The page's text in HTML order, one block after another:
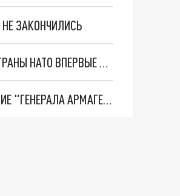
ЗАКОНЧИЛИСЬ
"ОЧЕНЬ ПЛОХИЕ НОВОСТИ": БОЛЬШАЯ ОШИБКА PALANTIR В РОССИИ. СТРАНЫ НАТО ВПЕРВЫЕ ЗА СВО ОСТАНОВИЛИ ПОСТАВКИ ОРУЖИЯ. ВСУ ТЕРЯЮТ ПРИГРАНИЧЬЕ?
ТРИ ГЛАВНЫХ ИНСАЙДА ОБ СВО. ОТМЕНА МОБИЛИЗАЦИИ И ВОЗВРАЩЕНИЕ "ГЕНЕРАЛА АРМАГЕДДОНА"? ОТЛИЧНЫЕ НОВОСТИ, КОТОРЫЕ ЖДАЛИ ВСЕ